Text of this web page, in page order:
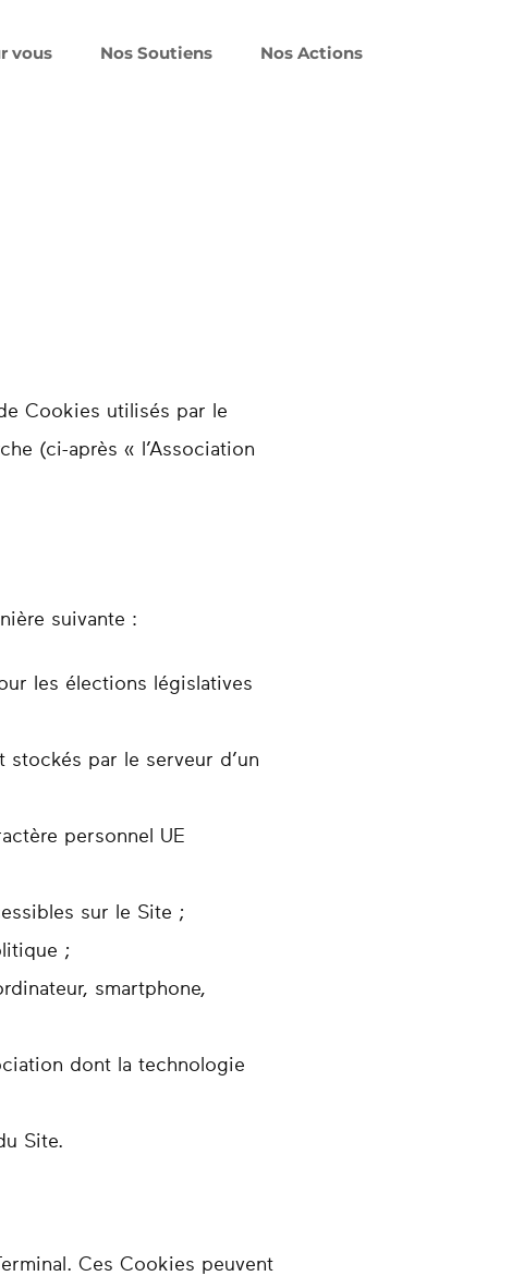
vous Nos Soutiens Nos Actions
Cookies utilisés par le
(ci-après « l’Association
suivante :
les élections législatives
par le serveur d’un
personnel UE
sur le Site ;
;
smartphone,
dont la technologie
Site.
Ces Cookies peuvent